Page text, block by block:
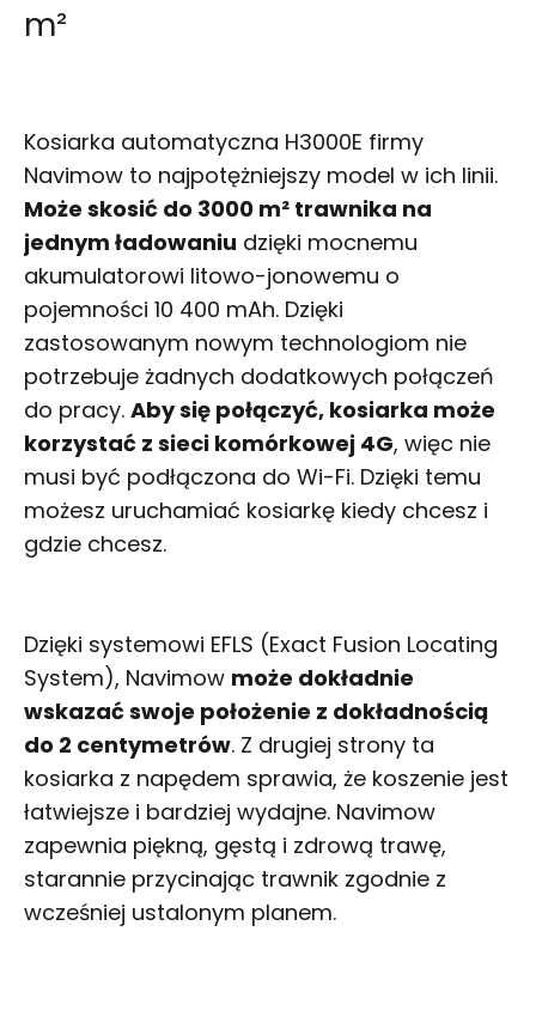
m²
Kosiarka automatyczna H3000E firmy
Navimow to najpotężniejszy model w ich linii.
Może skosić do 3000 m² trawnika na
jednym ładowaniu dzięki mocnemu
akumulatorowi litowo-jonowemu o
pojemności 10 400 mAh. Dzięki
zastosowanym nowym technologiom nie
potrzebuje żadnych dodatkowych połączeń
do pracy. Aby się połączyć, kosiarka może
korzystać z sieci komórkowej 4G, więc nie
musi być podłączona do Wi-Fi. Dzięki temu
możesz uruchamiać kosiarkę kiedy chcesz i
gdzie chcesz.
Dzięki systemowi EFLS (Exact Fusion Locating
System), Navimow może dokładnie
wskazać swoje położenie z dokładnością
do 2 centymetrów. Z drugiej strony ta
kosiarka z napędem sprawia, że koszenie jest
łatwiejsze i bardziej wydajne. Navimow
zapewnia piękną, gęstą i zdrową trawę,
starannie przycinając trawnik zgodnie z
wcześniej ustalonym planem.